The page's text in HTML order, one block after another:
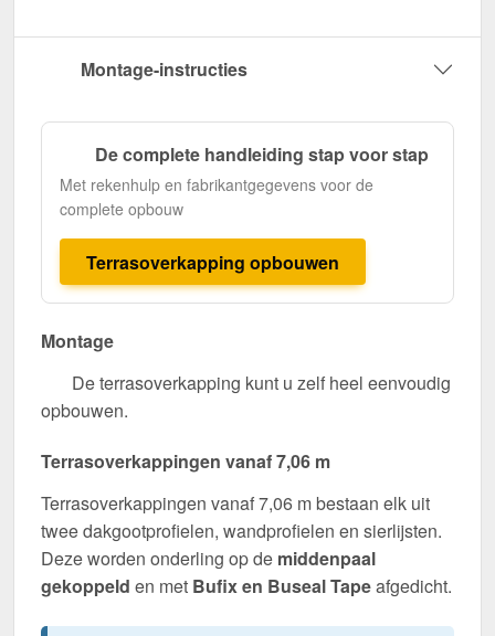
Montage-instructies
De complete handleiding stap voor stap
Met rekenhulp en fabrikantgegevens voor de
complete opbouw
Terrasoverkapping opbouwen
Montage
De terrasoverkapping kunt u zelf heel eenvoudig
opbouwen.
Terrasoverkappingen vanaf 7,06 m
Terrasoverkappingen vanaf 7,06 m bestaan elk uit
twee dakgootprofielen, wandprofielen en sierlijsten.
Deze worden onderling op de middenpaal
gekoppeld en met Bufix en Buseal Tapeafgedicht.